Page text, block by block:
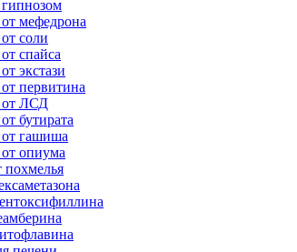
мефедрона
соли
спайса
экстази
первитина
от ЛСД
бутирата
гашиша
опиума
похмелья